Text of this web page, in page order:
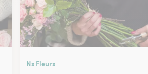
Ns Fleurs